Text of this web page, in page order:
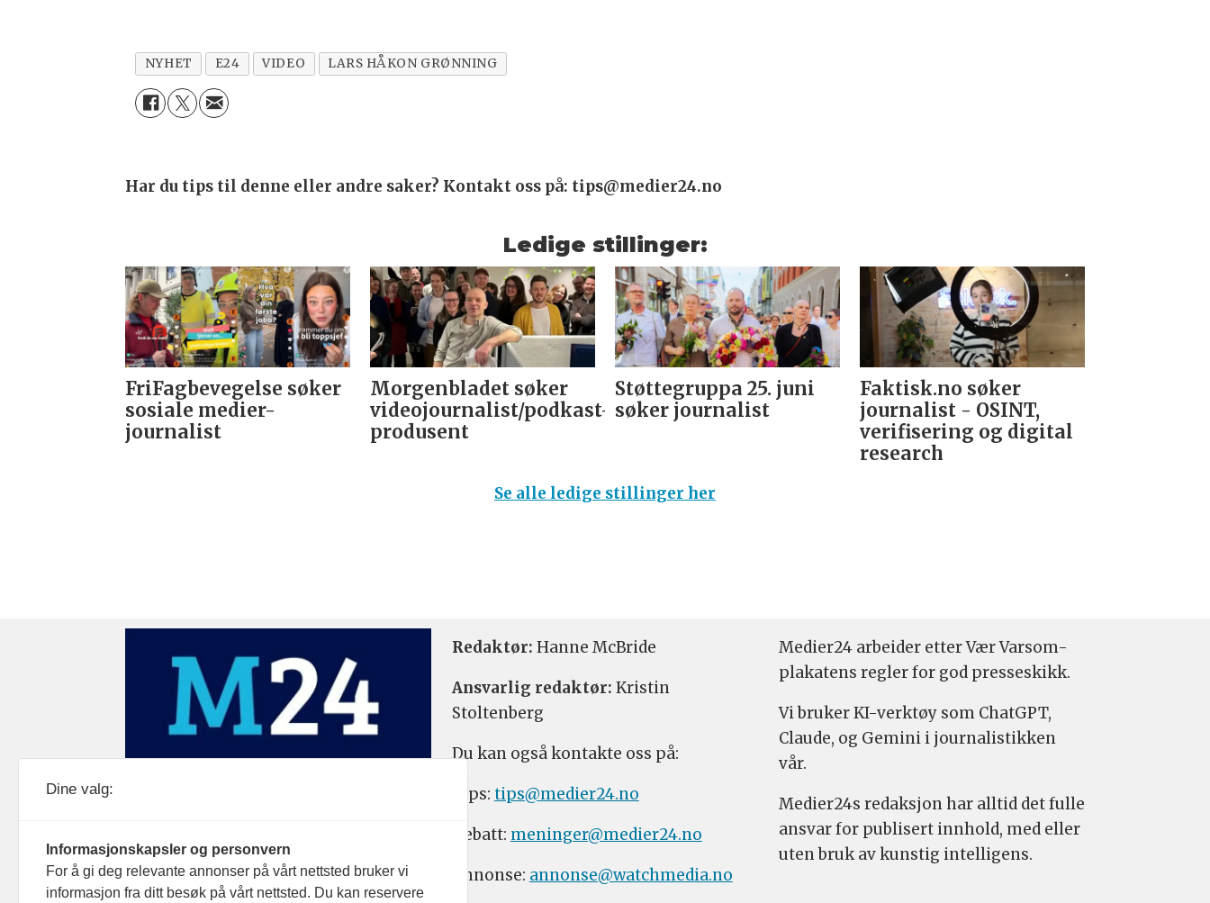
NYHET E24 VIDEO LARS HÅKON GRØNNING
Har du tips til denne eller andre saker? Kontakt oss på: tips@medier24.no
Ledige stillinger:
FriFagbevegelse søker
sosiale medier-
journalist
Morgenbladet søker
videojournalist/podkast-
produsent
Støttegruppa 25. juni
søker journalist
Faktisk.no søker
journalist - OSINT,
verifisering og digital
research­
Se alle ledige stillinger her
Redaktør: Hanne McBride
Ansvarlig redaktør: Kristin
Stoltenberg
Du kan også kontakte oss på:
Tips: tips@medier24.no
Debatt: meninger@medier24.no
Annonse: annonse@watchmedia.no
Medier24 arbeider etter Vær Varsom-
plakatens regler for god presseskikk.
Vi bruker KI-verktøy som ChatGPT,
Claude, og Gemini i journalistikken
vår.
Medier24s redaksjon har alltid det fulle
ansvar for publisert innhold, med eller
uten bruk av kunstig intelligens.
Dine valg:
Informasjonskapsler og personvern
For å gi deg relevante annonser på vårt nettsted bruker vi
informasjon fra ditt besøk på vårt nettsted. Du kan reservere